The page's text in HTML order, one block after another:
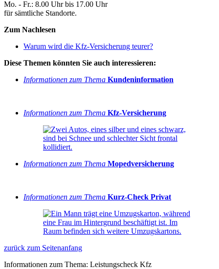
Mo. - Fr.: 8.00 Uhr bis 17.00 Uhr
für sämtliche Standorte.
Zum Nachlesen
Warum wird die Kfz-Versicherung teurer?
Diese Themen könnten Sie auch interessieren:
Informationen zum Thema Kundeninformation
Informationen zum Thema Kfz-Versicherung
Informationen zum Thema Mopedversicherung
Informationen zum Thema Kurz-Check Privat
zurück zum Seitenanfang
Informationen zum Thema: Leistungscheck Kfz